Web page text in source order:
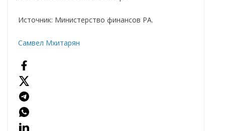
Источник: Министерство финансов РА.
Самвел Мхитарян